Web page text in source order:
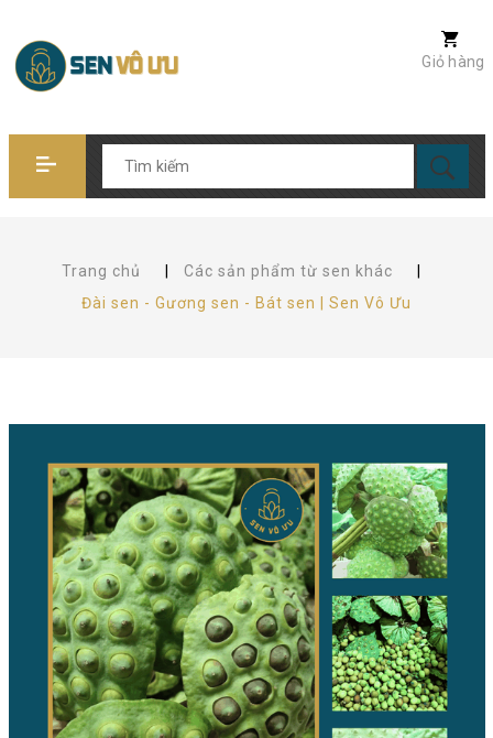
Giỏ hàng
Trang chủ Các sản phẩm từ sen khác
Đài sen - Gương sen - Bát sen | Sen Vô Ưu